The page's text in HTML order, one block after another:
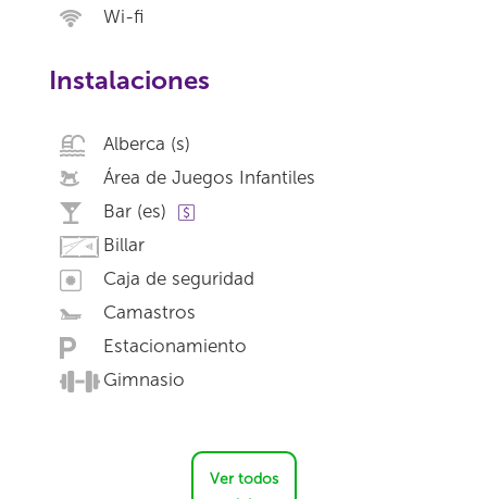
Wi-fi
Instalaciones
Alberca (s)
Área de Juegos Infantiles
Bar (es)
Billar
Caja de seguridad
Camastros
Estacionamiento
Gimnasio
Ver todos